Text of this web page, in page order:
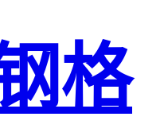
格